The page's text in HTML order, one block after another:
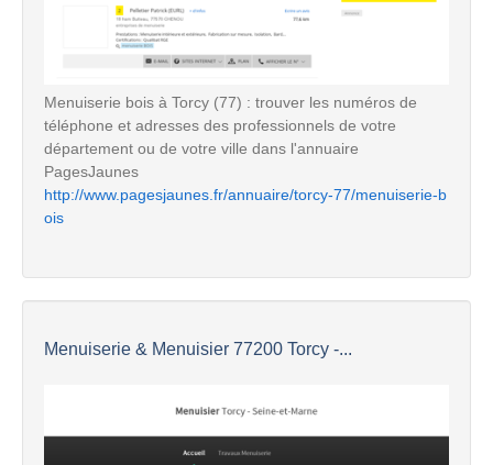
Menuiserie bois à Torcy (77) : trouver les numéros de
téléphone et adresses des professionnels de votre
département ou de votre ville dans l'annuaire
PagesJaunes
http://www.pagesjaunes.fr/annuaire/torcy-77/menuiserie-b
ois
Menuiserie & Menuisier 77200 Torcy -...